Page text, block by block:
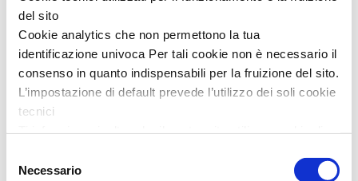
del sito
Cookie analytics che non permettono la tua
identificazione univoca Per tali cookie non è necessario il
consenso in quanto indispensabili per la fruizione del sito.
L’impostazione di default prevede l’utilizzo dei soli cookie
tecnici
univoca e fornirci informazioni sulla tua navigazione,
delNecessario
In genere sono scelti insieme: